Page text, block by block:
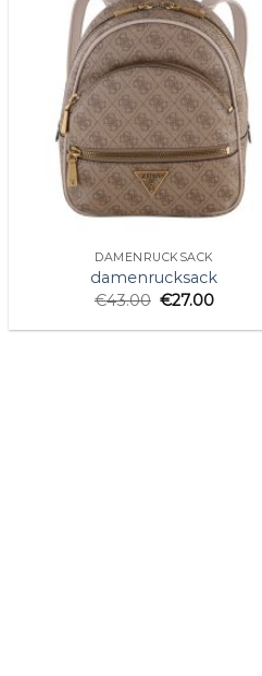
DAMENRUCKSACK
damenrucksack
€43.00 €27.00